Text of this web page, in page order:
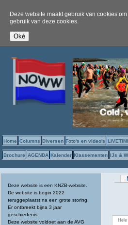
Deze website maakt gebruik van cookies
gebruik van deze cookies.
Home Columns Diversen Foto's en video's
Brochure AGENDA Kalender Klassementen IJs &
Deze website is een KNZB-website.
De website is begin 2022
teruggeplaatst na een grote storing.
Er ontbreekt bijna 3 jaar
geschiedenis.
Deze website voldoet aan de AVG
Hele